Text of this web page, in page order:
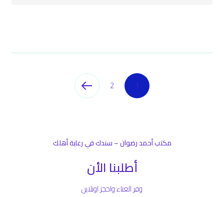
1
2
مكتب أحمد رضوان – سندك في رعاية أهلك
أطلبنا الأن
وفر العناء واحجز اونلاين